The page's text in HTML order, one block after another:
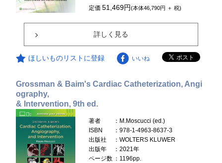
定価51,469円(本体46,790円 ＋ 税)
詳しく見る
ほしいものリストに登録 いいね
Grossman & Baim's Cardiac Catheterization, Angi
ography,
& Intervention, 9th ed.
著者
：M.Moscucci (ed.)
ISBN
：978-1-4963-8637-3
出版社
：WOLTERS KLUWER
出版年
：2021年
ページ数 ：1196pp.